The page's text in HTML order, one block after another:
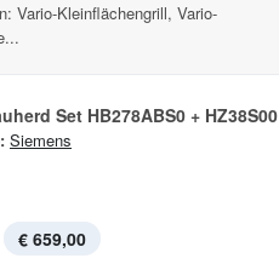
Vario-Kleinflächengrill, Vario-
Set HB278ABS0 + HZ38S00
Siemens
€ 659,00